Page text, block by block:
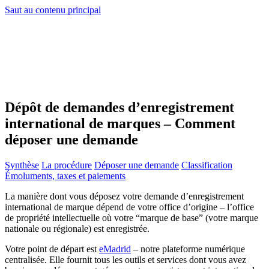
Saut au contenu principal
Dépôt de demandes d’enregistrement
international de marques – Comment
déposer une demande
Synthèse La procédure Déposer une demande Classification
Émoluments, taxes et paiements
La manière dont vous déposez votre demande d’enregistrement
international de marque dépend de votre office d’origine – l’office
de propriété intellectuelle où votre “marque de base” (votre marque
nationale ou régionale) est enregistrée.
Votre point de départ est eMadrid – notre plateforme numérique
centralisée. Elle fournit tous les outils et services dont vous avez